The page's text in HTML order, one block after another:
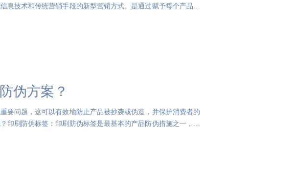
息技术和传统营销手段的新型营销方式。是通过赋予每个产品或
伪方案？
要问题，这可以有效地防止产品被抄袭或伪造，并保护消费者的
印刷防伪标签：印刷防伪标签是最基本的产品防伪措施之一，且